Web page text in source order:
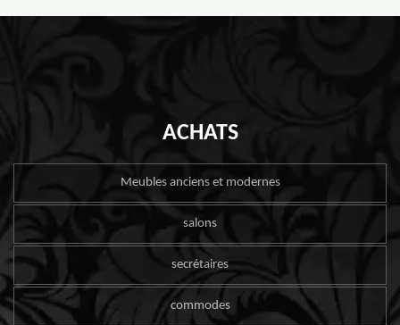
ACHATS
Meubles anciens et modernes
salons
secrétaires
commodes